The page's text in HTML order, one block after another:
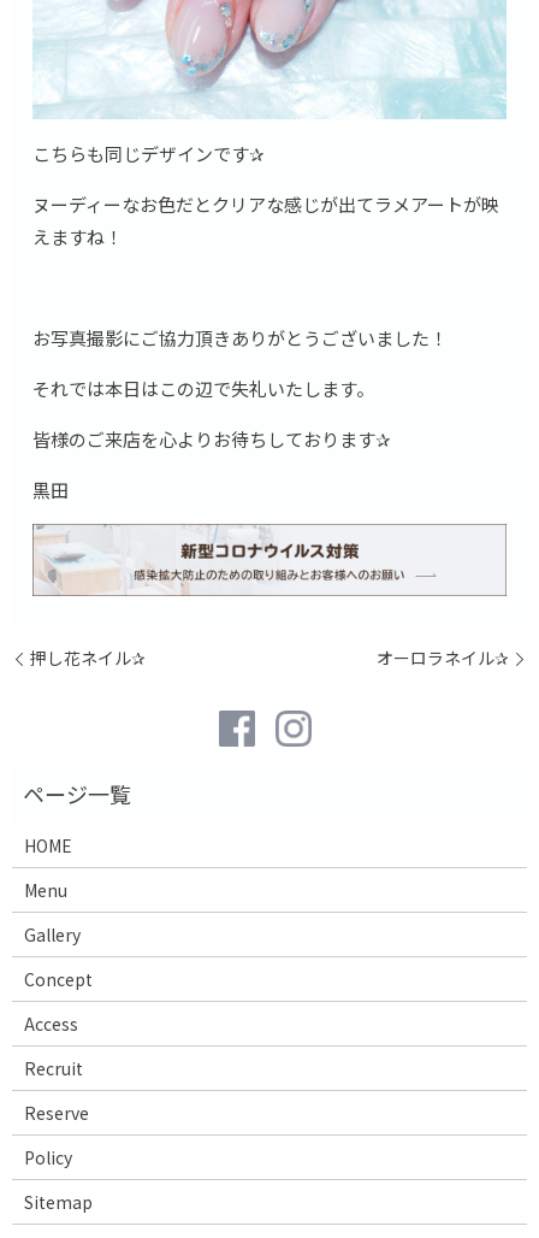
こちらも同じデザインです✰
ヌーディーなお色だとクリアな感じが出てラメアートが映
えますね！
お写真撮影にご協力頂きありがとうございました！
それでは本日はこの辺で失礼いたします。
皆様のご来店を心よりお待ちしております✰
黒田
押し花ネイル✰ オーロラネイル✰
HOME
Menu
Gallery
Concept
Access
Recruit
Reserve
Policy
Sitemap